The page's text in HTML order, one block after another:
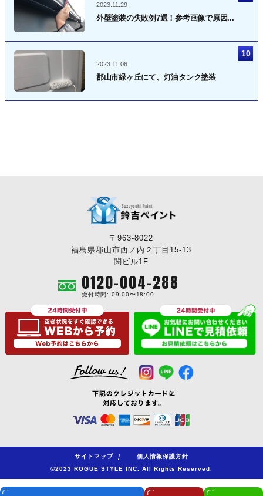
2023.11.29
外壁塗装の失敗例7選！参考画像で原因...
2023.11.06
郡山市緑ヶ丘にて、灯油タンク塗装
〒963-8022
福島県郡山市西ノ内２丁目15-13
関ビル1F
0120-004-288
受付時間: 09:00〜18:00
サイトマップ /
個人情報保護方針
©2023 ROGUE STYLE INC. All Rights Reserved.